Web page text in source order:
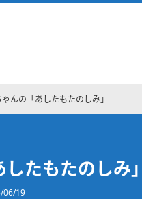
んの「あしたもたのしみ」
たもたのしみ
06/19